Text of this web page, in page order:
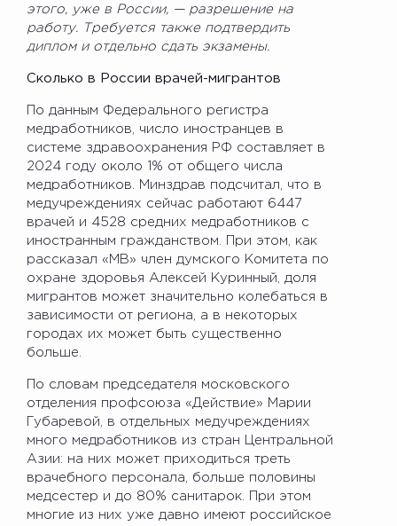
этого, уже в России, — разрешение на
работу. Требуется также подтвердить
диплом и отдельно сдать экзамены.
Сколько в России врачей-мигрантов
По данным Федерального регистра
медработников, число иностранцев в
системе здравоохранения РФ составляет в
2024 году около 1% от общего числа
медработников. Минздрав подсчитал, что в
медучреждениях сейчас работают 6447
врачей и 4528 средних медработников с
иностранным гражданством. При этом, как
рассказал «МВ» член думского Комитета по
охране здоровья Алексей Куринный, доля
мигрантов может значительно колебаться в
зависимости от региона, а в некоторых
городах их может быть существенно
больше.
По словам председателя московского
отделения профсоюза «Действие» Марии
Губаревой, в отдельных медучреждениях
много медработников из стран Центральной
Азии: на них может приходиться треть
врачебного персонала, больше половины
медсестер и до 80% санитарок. При этом
многие из них уже давно имеют российское